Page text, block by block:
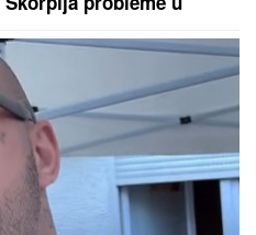
"NEGATIVNO
kroz atome prošla
pre nego što je
u snu!" Udovica Sinana
da joj pevač dolazi u